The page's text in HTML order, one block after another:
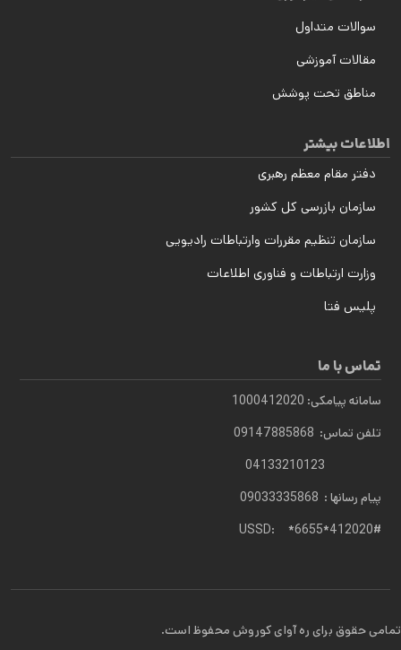
سوالات متداول
مقالات آموزشی
مناطق تحت پوشش
اطلاعات بیشتر
دفتر مقام معظم رهبری
سازمان بازرسی کل کشور
سازمان تنظیم مقررات وارتباطات رادیویی
وزارت ارتباطات و فناوری اطلاعات
پلیس فتا
تماس با ما
سامانه پیامکی: 1000412020
تلفن تماس: 09147885868
پیام رسانها : 09033335868
USSD: *6655*412020#
تمامی حقوق برای ره آوای کوروش محفوظ است.